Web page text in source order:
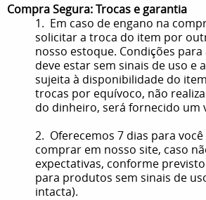
Compra Segura: Trocas e garantia
1. Em caso de engano na
solicitar a troca do item por
nosso estoque. Condições
deve estar sem sinais de uso e
sujeita à disponibilidade do
trocas por equívoco, não
do dinheiro, será fornecido um
2. Oferecemos 7 dias para
comprar em nosso site, caso
expectativas, conforme
para produtos sem sinais de
intacta).